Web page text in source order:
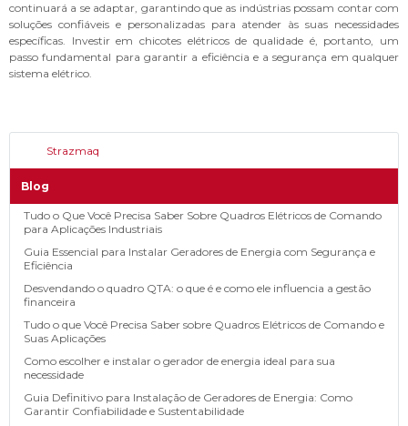
continuará a se adaptar, garantindo que as indústrias possam contar com
soluções confiáveis e personalizadas para atender às suas necessidades
específicas. Investir em chicotes elétricos de qualidade é, portanto, um
passo fundamental para garantir a eficiência e a segurança em qualquer
sistema elétrico.
Strazmaq
Blog
Tudo o Que Você Precisa Saber Sobre Quadros Elétricos de Comando
para Aplicações Industriais
Guia Essencial para Instalar Geradores de Energia com Segurança e
Eficiência
Desvendando o quadro QTA: o que é e como ele influencia a gestão
financeira
Tudo o que Você Precisa Saber sobre Quadros Elétricos de Comando e
Suas Aplicações
Como escolher e instalar o gerador de energia ideal para sua
necessidade
Guia Definitivo para Instalação de Geradores de Energia: Como
Garantir Confiabilidade e Sustentabilidade